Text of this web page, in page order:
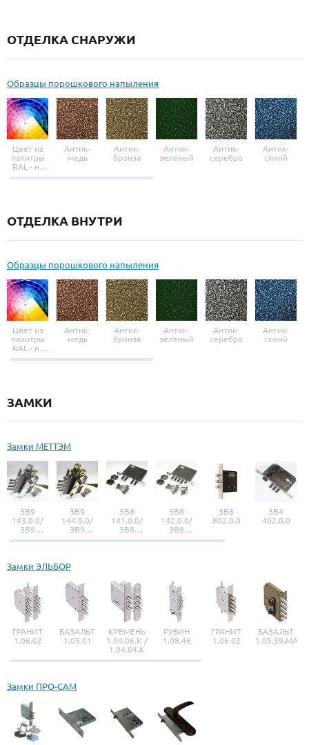
ОТДЕЛКА СНАРУЖИ
Образцы порошкового напыления
Цвет из
палитры
RAL - на
выбор
Антик-
медь
Антик-
бронза
Антик-
зеленый
Антик-
серебро
Антик-
синий
ОТДЕЛКА ВНУТРИ
Образцы порошкового напыления
Цвет из
палитры
RAL - на
выбор
Антик-
медь
Антик-
бронза
Антик-
зеленый
Антик-
серебро
Антик-
синий
ЗАМКИ
Замки МЕТТЭМ
ЗВ9
143.0.0/
ЗВ9
143.0.1
ЗВ9
144.0.0/
ЗВ9
144.0.1
ЗВ8
141.0.0/
ЗВ8
141.0.1
ЗВ8
142.0.0/
ЗВ8
142.0.1
ЗВ8
802.0.0
ЗВ4
402.0.0
Замки ЭЛЬБОР
ГРАНИТ
1.06.02
БАЗАЛЬТ
1.05.01
КРЕМЕНЬ
1.04.06.К /
1.04.04.К
РУБИН
1.08.46
ГРАНИТ
1.06.02
БАЗАЛЬТ
1.05.59.МА
Замки ПРО-САМ